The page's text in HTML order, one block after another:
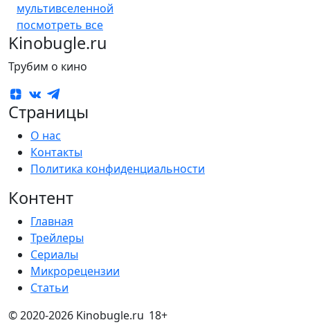
мультивселенной
посмотреть все
Kinobugle.ru
Трубим о кино
Страницы
О нас
Контакты
Политика конфиденциальности
Контент
Главная
Трейлеры
Сериалы
Микрорецензии
Статьи
© 2020-2026 Kinobugle.ru 18+